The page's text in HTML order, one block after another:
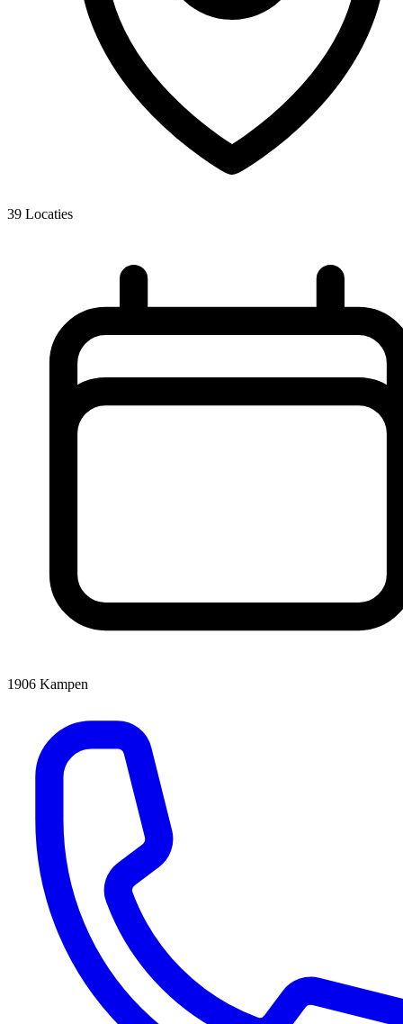
39 Locaties
1906 Kampen